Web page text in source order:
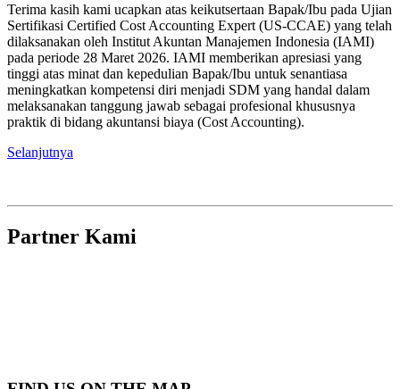
Terima kasih kami ucapkan atas keikutsertaan Bapak/Ibu pada Ujian
Sertifikasi Certified Cost Accounting Expert (US-CCAE) yang telah
dilaksanakan oleh Institut Akuntan Manajemen Indonesia (IAMI)
pada periode 28 Maret 2026. IAMI memberikan apresiasi yang
tinggi atas minat dan kepedulian Bapak/Ibu untuk senantiasa
meningkatkan kompetensi diri menjadi SDM yang handal dalam
melaksanakan tanggung jawab sebagai profesional khususnya
praktik di bidang akuntansi biaya (Cost Accounting).
Selanjutnya
Partner Kami